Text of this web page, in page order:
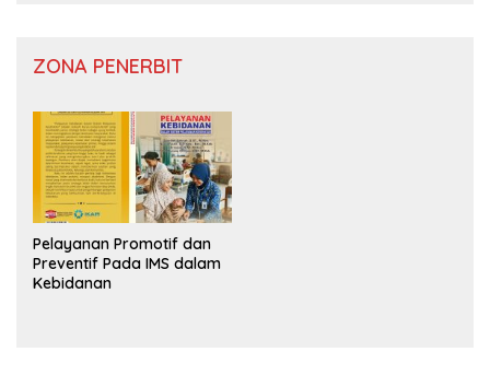
ZONA PENERBIT
Pelayanan Promotif dan
Preventif Pada IMS dalam
Kebidanan